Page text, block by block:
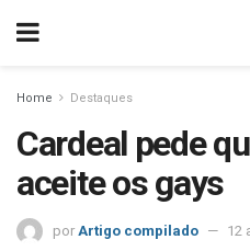
Home Destaques
Cardeal pede
aceite os gays
por Artigo compilado 12